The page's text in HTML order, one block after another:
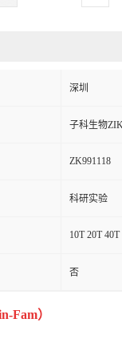
深圳
子科生物
ZK991118
科研实验
10T 20T 40T
否
Fam）